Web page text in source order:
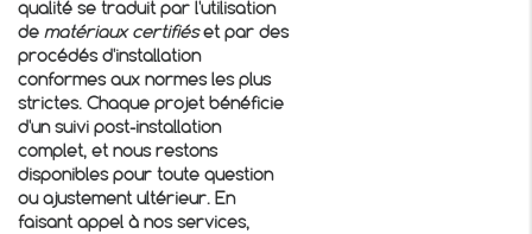
qualité se traduit par l'utilisation
de matériaux certifiéset par des
procédés d'installation
conformes aux normes les plus
strictes. Chaque projet bénéficie
d'un suivi post-installation
complet, et nous restons
disponibles pour toute question
ou ajustement ultérieur. En
faisant appel à nos services,